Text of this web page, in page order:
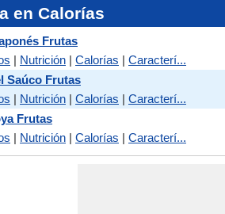
en Calorías
Frutas
| Nutrición | Calorías | Caracterí...
Saúco Frutas
| Nutrición | Calorías | Caracterí...
Frutas
| Nutrición | Calorías | Caracterí...